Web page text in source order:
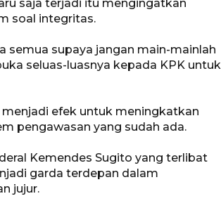
saja terjadi itu mengingatkan
soal integritas.
semua supaya jangan main-mainlah
seluas-luasnya kepada KPK untuk
efek untuk meningkatkan
pengawasan yang sudah ada.
Kemendes Sugito yang terlibat
garda terdepan dalam
jujur.